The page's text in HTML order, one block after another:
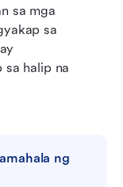
sa mga
sa
sa halip na
ng